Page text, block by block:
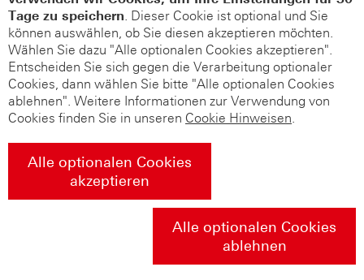
Tage zu speichern. Dieser Cookie ist optional und Sie
können auswählen, ob Sie diesen akzeptieren möchten.
Wählen Sie dazu "Alle optionalen Cookies akzeptieren".
Entscheiden Sie sich gegen die Verarbeitung optionaler
Cookies, dann wählen Sie bitte "Alle optionalen Cookies
ablehnen". Weitere Informationen zur Verwendung von
Cookies finden Sie in unseren Cookie Hinweisen.
Alle optionalen Cookies
akzeptieren
Alle optionalen Cookies
ablehnen